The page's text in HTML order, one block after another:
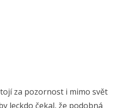
za pozornost i mimo svět
leckdo čekal, že podobná